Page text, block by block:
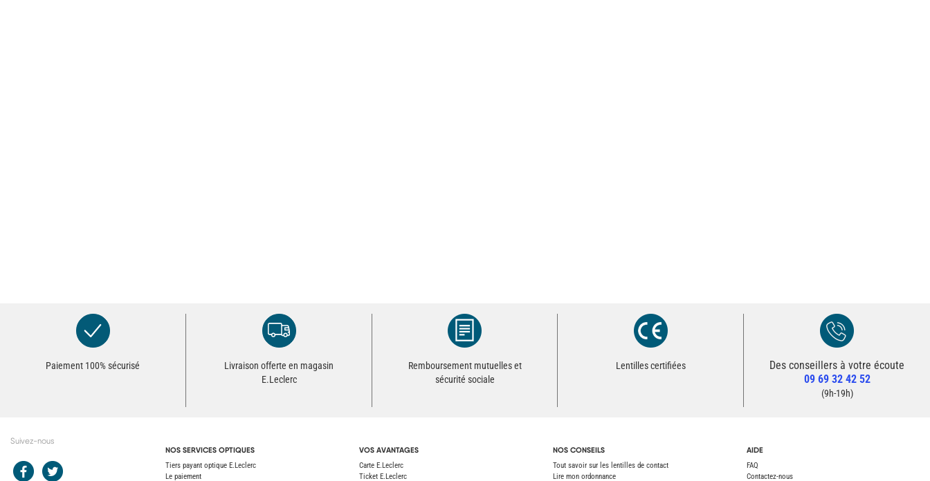
Paiement 100% sécurisé
Livraison offerte en magasin
E.Leclerc
Remboursement mutuelles et
sécurité sociale
Lentilles certifiées Redirection vers la page Contact du site
Des conseillers à votre écoute
09 69 32 42 52
Contacter un conseiller
(9h-19h)
Suivez-nous
Redirection vers le compte Facebook E.Leclerc
Redirection vers le compte Twitter E.Leclerc
NOS SERVICES OPTIQUES
Tiers payant optique E.Leclerc
Le paiement
VOS AVANTAGES
Carte E.Leclerc
Ticket E.Leclerc
NOS CONSEILS
Tout savoir sur les lentilles de contact
Lire mon ordonnance
AIDE
FAQ
Contactez-nous